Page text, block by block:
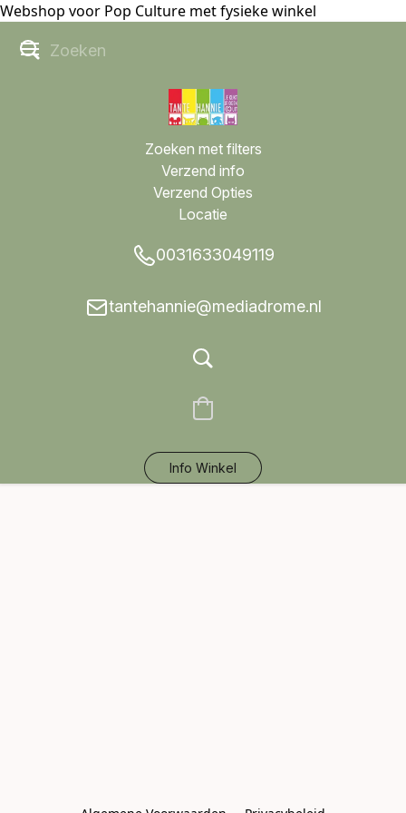
Webshop voor Pop Culture met fysieke winkel
Zoeken met filters
Verzend info
Verzend Opties
Locatie
0031633049119
tantehannie@mediadrome.nl
Info Winkel